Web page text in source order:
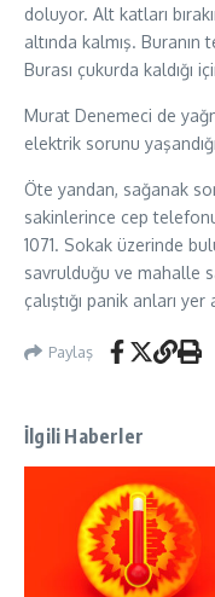
doluyor. Alt katları
altında kalmış.
Burası çukurda kaldığı
Murat Denemeci de
elektrik sorunu
Öte yandan, sağanak
sakinlerince cep
1071. Sokak üzerinde
savrulduğu ve mahalle
çalıştığı panik anları yer
Paylaş
İlgili Haberler